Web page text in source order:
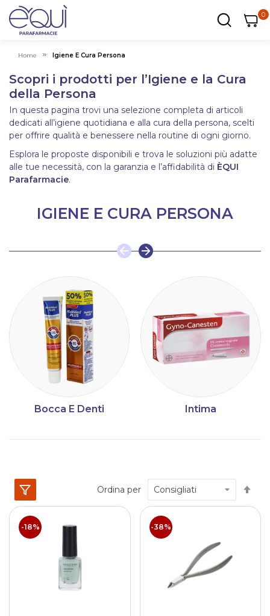
00
Home Igiene E Cura Persona
Scopri i prodotti per l’Igiene e la Cura
della Persona
In questa pagina trovi una selezione completa di articoli
dedicati all’igiene quotidiana e alla cura della persona, scelti
per offrire qualità e benessere nella routine di ogni giorno.
Esplora le proposte disponibili e trova le soluzioni più adatte
alle tue necessità, con la garanzia e l’affidabilità di ÈQUI
Parafarmacie.
IGIENE E CURA PERSONA
Bocca E Denti Intima
Ordina per
-18% -38%